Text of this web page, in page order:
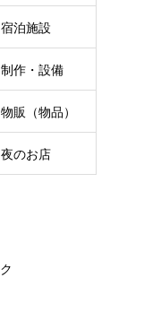
宿泊施設
制作・設備
物販（物品）
夜のお店